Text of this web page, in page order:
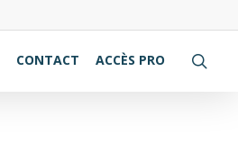
CONTACT ACCÈS PRO